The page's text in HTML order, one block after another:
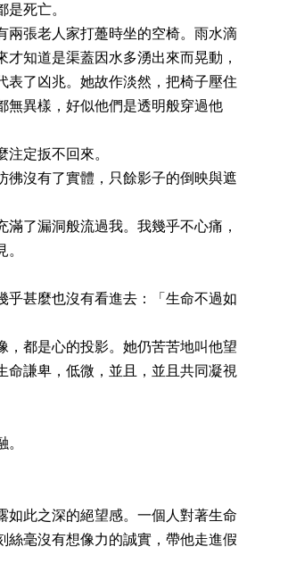
死亡。
兩張老人家打躉時坐的空椅。雨水滴
知道是渠蓋因水多湧出來而晃動，
表了凶兆。她故作淡然，把椅子壓住
無異樣，好似他們是透明般穿過他
定扳不回來。
彿沒有了實體，只餘影子的倒映與遮
了漏洞般流過我。我幾乎不心痛，
乎甚麼也沒有看進去：「生命不過如
，都是心的投影。她仍苦苦地叫他望
命謙卑，低微，並且，並且共同凝視
如此之深的絕望感。一個人對著生命
絲毫沒有想像力的誠實，帶他走進假